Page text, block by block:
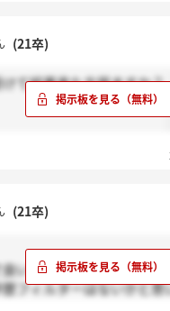
(21卒)
て結果来た方居ますか？
(21卒)
い大学じゃないですけど
フィルターはないかと思